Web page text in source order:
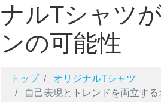
ナルTシャツ
ンの可能性
トップ
オリジナルTシャツ
自己表現とトレンドを両立す